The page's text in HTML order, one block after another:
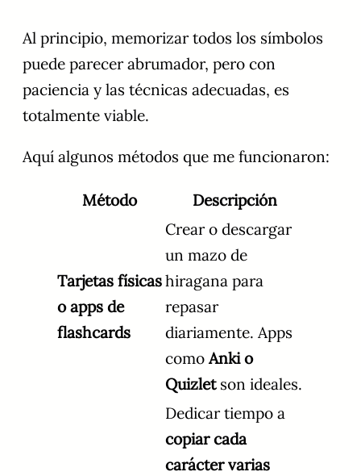
Al principio, memorizar todos los símbolos
puede parecer abrumador, pero con
paciencia y las técnicas adecuadas, es
totalmente viable.
Aquí algunos métodos que me funcionaron:
Método Descripción
Tarjetas físicas
o apps de
flashcards
Crear o descargar
un mazo de
hiragana para
repasar
diariamente. Apps
comoAnki o
Quizletson ideales.
Dedicar tiempo a
copiar cada
carácter varias